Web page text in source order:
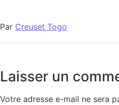
Par Creuset Togo
Laisser un
Votre adresse e-mail ne sera